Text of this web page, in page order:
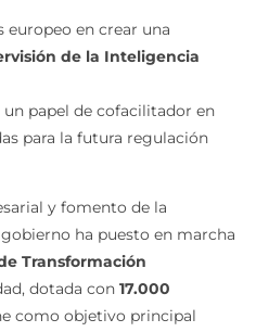
europeo en crear una
de la Inteligencia
un papel de cofacilitador en
para la futura regulación
y fomento de la
ha puesto en marcha
Transformación
dotada con 17.000
como objetivo principal